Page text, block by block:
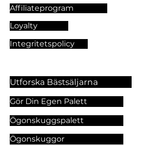
Affiliateprogram
Loyalty
Integritetspolicy
Utforska Bästsäljarna
Gör Din Egen Palett
Ögonskuggspalett
Ögonskuggor